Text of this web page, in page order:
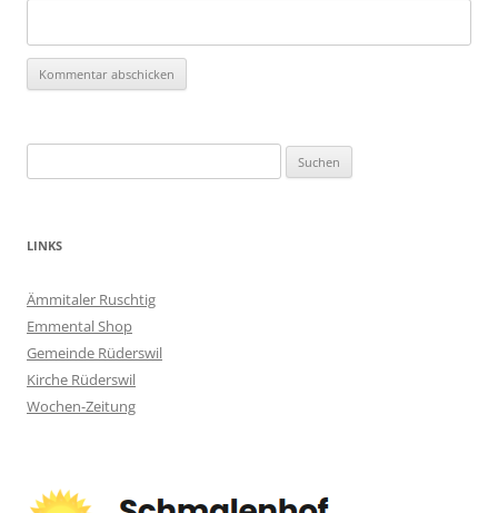
nach:
LINKS
Ämmitaler Ruschtig
Emmental Shop
Gemeinde Rüderswil
Kirche Rüderswil
Wochen-Zeitung